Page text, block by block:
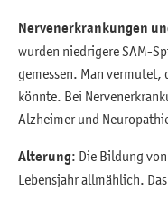
Nervenerkrankungen
wurden niedrigere SAM-
gemessen. Man vermutet,
könnte. Bei
Alzheimer und
Alterung: Die Bildung
Lebensjahr allmählich.